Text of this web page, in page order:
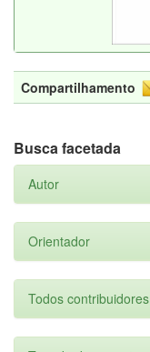
Compartilhamento
Busca facetada
Autor
Orientador
Todos contribuidores